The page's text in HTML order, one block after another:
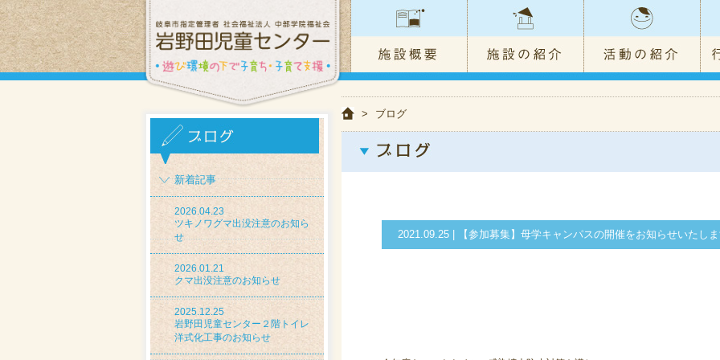
新着記事
2026.04.23
ツキノワグマ出没注意のお知ら
せ
2026.01.21
クマ出没注意のお知らせ
2025.12.25
岩野田児童センター２階トイレ
洋式化工事のお知らせ
> ブログ
2021.09.25 | 【参加募集】母学キャンパスの開催をお知らせいたし